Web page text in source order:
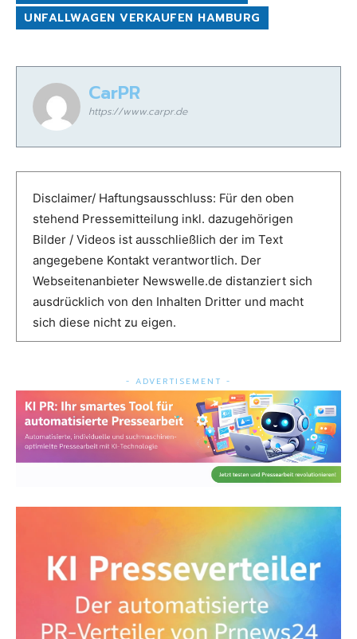
UNFALLWAGEN VERKAUFEN HAMBURG
CarPR
https://www.carpr.de
Disclaimer/ Haftungsausschluss: Für den oben
stehend Pressemitteilung inkl. dazugehörigen
Bilder / Videos ist ausschließlich der im Text
angegebene Kontakt verantwortlich. Der
Webseitenanbieter Newswelle.de distanziert sich
ausdrücklich von den Inhalten Dritter und macht
sich diese nicht zu eigen.
- ADVERTISEMENT -